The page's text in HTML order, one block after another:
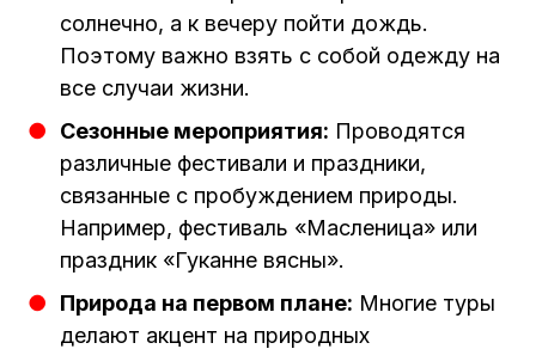
солнечно, а к вечеру пойти дождь.
Поэтому важно взять с собой одежду на
все случаи жизни.
Сезонные мероприятия: Проводятся
различные фестивали и праздники,
связанные с пробуждением природы.
Например, фестиваль «Масленица» или
праздник «Гуканне вясны».
Природа на первом плане: Многие туры
делают акцент на природных